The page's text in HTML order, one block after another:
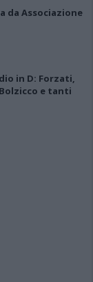
da Associazione
in D: Forzati,
e tanti